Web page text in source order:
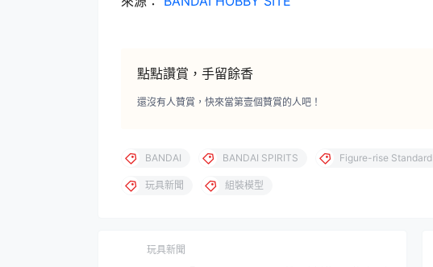
點點讚賞，手留餘香
還沒有人贊賞，快來當第壹個贊賞的人吧！
BANDAI BANDAI SPIRITS Figure-rise Standard
玩具新聞 組裝模型
玩具新聞